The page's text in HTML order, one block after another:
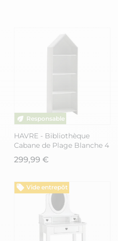
HAVRE - Bibliothèque
Cabane de Plage Blanche 4
Niveaux
299,99 €
Vide entrepôt